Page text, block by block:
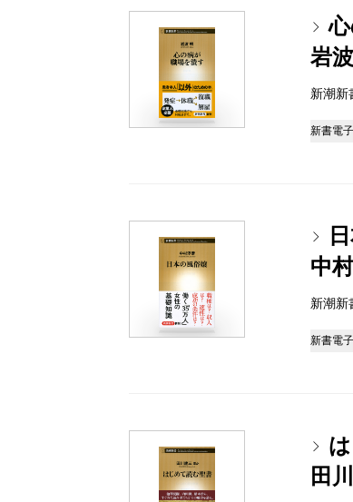
岩
新潮
新書電
中
新潮
新書電
田